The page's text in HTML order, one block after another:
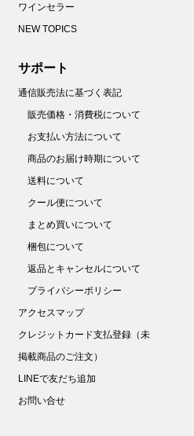
ワインセラー
NEW TOPICS
サポート
通信販売法に基づく表記
販売価格・消費税について
お支払い方法について
商品のお届け時期について
送料について
クール便について
まとめ買いについて
梱包について
返品とキャンセルについて
プライバシーポリシー
アクセスマップ
クレジットカード支払登録（未
掲載商品のご注文）
LINEで友だち追加
お問い合せ